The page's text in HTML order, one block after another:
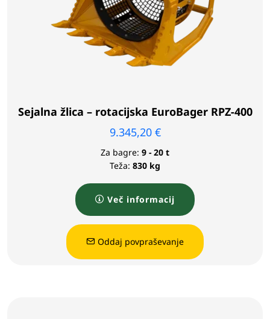
Sejalna žlica – rotacijska EuroBager RPZ-400
9.345,20 €
Za bagre: 9 - 20 t
Teža: 830 kg
Več informacij
Oddaj povpraševanje